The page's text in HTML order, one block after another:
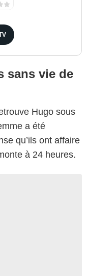
sans vie de
Hugo sous
a été
qu’ils ont affaire
à 24 heures.